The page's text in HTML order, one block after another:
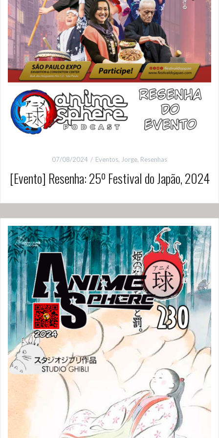
07/08/2024 Eventos, Jorge, Resenhas
[Evento] Resenha: 25º Festival do Japão, 2024